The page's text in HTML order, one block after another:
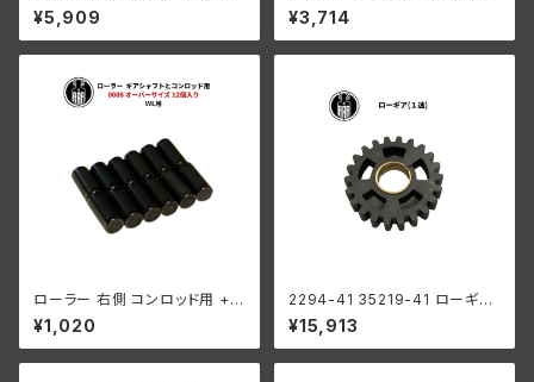
ピンブッシング 2個組
¥5,909
ドルバー ハーレーダビッドソン 1
936-48年 EL FL UL クローム
メッキ
¥3,714
ローラー 右側 コンロッド用 +0
006 オーバーサイズ 12個入り
ハーレーダビッドソン 1929-73
年 DL RL WL G エンジン
¥1,020
2294-41 35219-41 ローギア
1速
¥15,913